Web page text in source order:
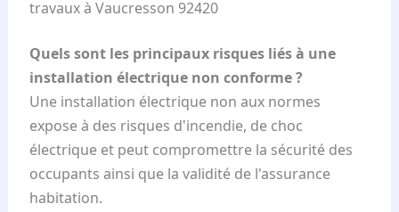
travaux à Vaucresson 92420
Quels sont les principaux risques liés à une
installation électrique non conforme ?
Une installation électrique non aux normes
expose à des risques d'incendie, de choc
électrique et peut compromettre la sécurité des
occupants ainsi que la validité de l'assurance
habitation.